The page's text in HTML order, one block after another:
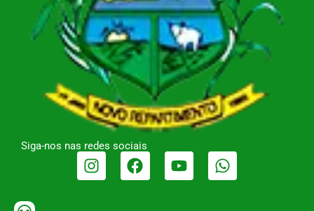
Siga-nos nas redes sociais